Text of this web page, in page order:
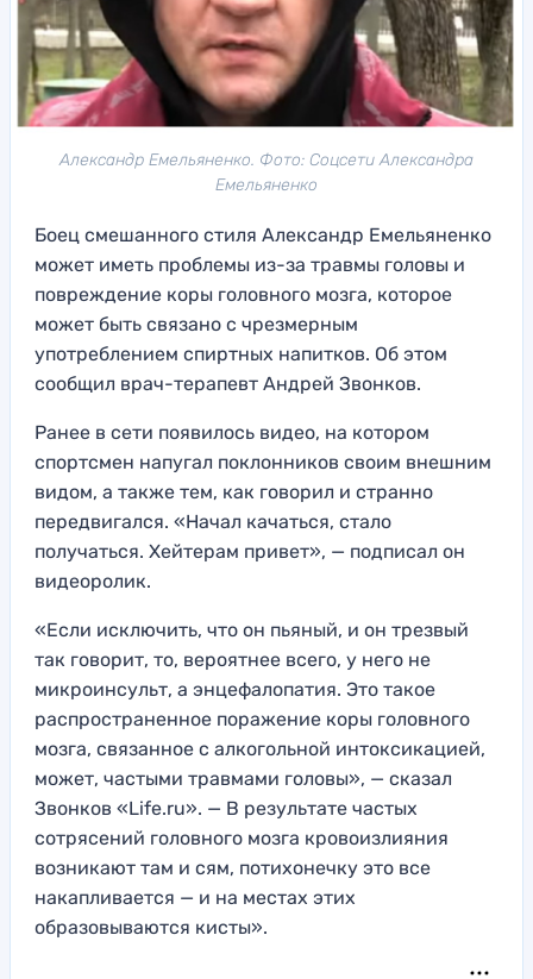
Александр Емельяненко. Фото: Соцсети Александра
Емельяненко
Боец смешанного стиля Александр Емельяненко
может иметь проблемы из-за травмы головы и
повреждение коры головного мозга, которое
может быть связано с чрезмерным
употреблением спиртных напитков. Об этом
сообщил врач-терапевт Андрей Звонков.
Ранее в сети появилось видео, на котором
спортсмен напугал поклонников своим внешним
видом, а также тем, как говорил и странно
передвигался. «Начал качаться, стало
получаться. Хейтерам привет», — подписал он
видеоролик.
«Если исключить, что он пьяный, и он трезвый
так говорит, то, вероятнее всего, у него не
микроинсульт, а энцефалопатия. Это такое
распространенное поражение коры головного
мозга, связанное с алкогольной интоксикацией,
может, частыми травмами головы», — сказал
Звонков «Life.ru». — В результате частых
сотрясений головного мозга кровоизлияния
возникают там и сям, потихонечку это все
накапливается — и на местах этих
образовываются кисты».